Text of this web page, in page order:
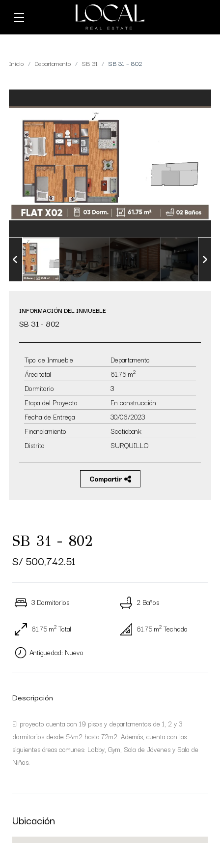
Inicio Departamento SB 31 SB 31 – 802
INFORMACIÓN DEL INMUEBLE
SB 31 - 802
Tipo de Inmueble
Departamento
Área total
61.75 m2
Dormitorio
3
Etapa del Proyecto
En construcción
Fecha de Entrega
30/06/2023
Financiamiento
Scotiabank
Distrito
SURQUILLO
Compartir
SB 31 - 802
S/ 500,742.51
3 Dormitorios 2 Baños
61.75 m2 Total 61.75 m2 Techada
Antiguedad: Nuevo
Descripción
El proyecto cuenta con 19 pisos y departamentos de 1, 2 y 3
dormitorios desde 54m2 hasta 72m2. Además, cuenta con las
siguientes áreas comunes: Lobby, Gym, Sala de Jóvenes y Sala de
Niños.
Ubicación